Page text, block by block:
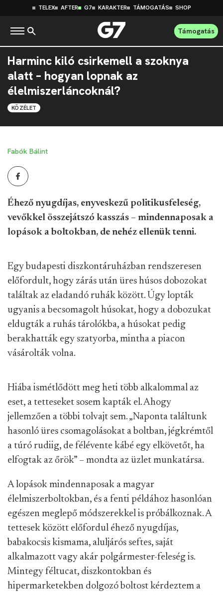
TELEX AFTER G7 KARAKTER TÁMOGATÁS SHOP
Támogatás
Harminc kiló csirkemell a szoknya
alatt – hogyan lopnak az
élelmiszerláncoknál?
KÖZÉLET
Fabók Bálint
Éhező nyugdíjas, enyveskezű politikusfeleség,
vevőkkel összejátszó kasszás – mindennaposak a
lopások a boltokban, de nehéz ellenük tenni.
Egy budapesti diszkontáruházban rendszeresen
előfordult, hogy zárás után üres húsos dobozokat
találtak az eladandó ruhák között. Úgy lopták
ugyanis a becsomagolt húsokat, hogy a dobozukat
eldugták a ruhás tárolókba, a húsokat pedig
berakhatták egy szatyorba, mintha a piacon
vásárolták volna.
Hiába ismétlődött meg heti több alkalommal az
eset, a tetteseket sosem kapták el. Ahogy
jellemzően a többi tolvajt sem. „Naponta találtunk
hasonló üres csomagolásokat a boltban, jégkrémtől
a túró rudiig, de félévente kábé egy elkövetőt, ha
elfogtak az őrök” – mondta az üzlet munkatársa.
A lopások mindennaposak a magyar
élelmiszerboltokban, és a fenti példához hasonlóan
egészen meglepő módszerekkel is próbálkoznak. A
tettesek között előfordul éhező nyugdíjas,
babakocsis kismama, aluljárós seftes, saját
alkalmazott vagy akár polgármester-feleség is.
Mintegy féltucat, diszkontokban és
hipermarketekben dolgozó boltost kérdeztem a